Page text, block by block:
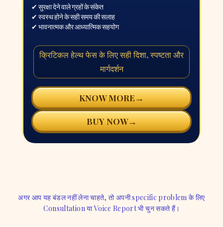
✔ सुरक्षा देने वाले ग्रहों के संकेत
✔ स्वस्थ होने के सही समय की सलाह
✔ भावनात्मक और आध्यात्मिक सहयोग
क्रिटिकल हेल्थ फेस के लिए सही दिशा, स्पष्टता और
मार्गदर्शन
KNOW MORE→
BUY NOW→
अगर आप यह बंडल नहीं लेना चाहते, तो अपनी specific problem के लिए
Consultation या Voice Report भी चुन सकते हैं।